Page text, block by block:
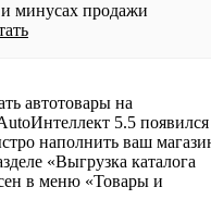
минусах продажи
автотовары на
5.5 появился
наполнить ваш
«Выгрузка каталога
в меню «Товары и